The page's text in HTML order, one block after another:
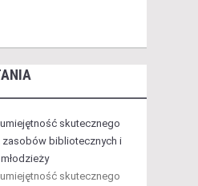
skutecznego
zasobów bibliotecznych i
skutecznego